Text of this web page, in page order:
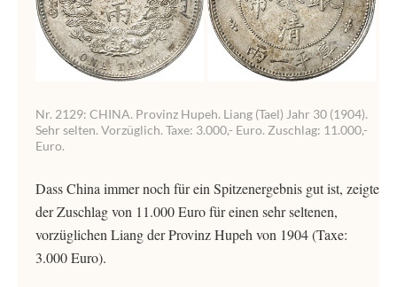
Nr. 2129: CHINA. Provinz Hupeh. Liang (Tael) Jahr 30 (1904).
Sehr selten. Vorzüglich. Taxe: 3.000,- Euro. Zuschlag: 11.000,-
Euro.
Dass China immer noch für ein Spitzenergebnis gut ist, zeigte
der Zuschlag von 11.000 Euro für einen sehr seltenen,
vorzüglichen Liang der Provinz Hupeh von 1904 (Taxe:
3.000 Euro).